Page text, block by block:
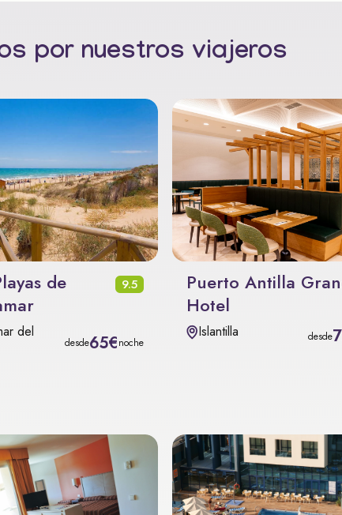
por nuestros viajeros
de
9.5
del
desde65€noche
Puerto Antilla
Hotel
Islantilla desde